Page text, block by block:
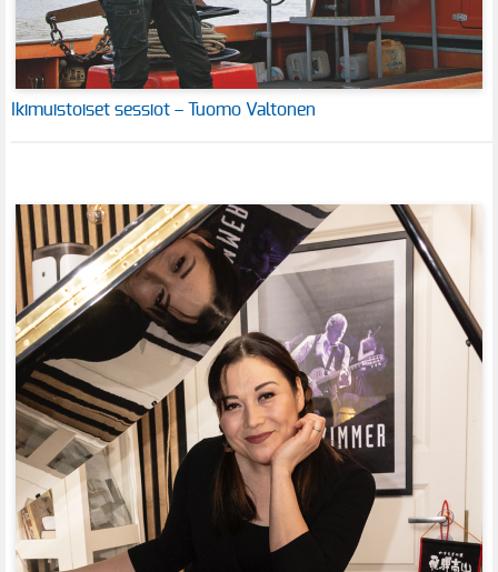
Ikimuistoiset sessiot – Tuomo Valtonen